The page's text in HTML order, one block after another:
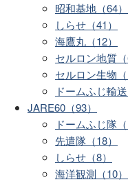
昭和基地（64）
しらせ（41）
海鷹丸（12）
セルロン地質（
セルロン生物（
ドームふじ輸送
JARE60（93）
ドームふじ隊（
先遣隊（18）
しらせ（8）
海洋観測（10）